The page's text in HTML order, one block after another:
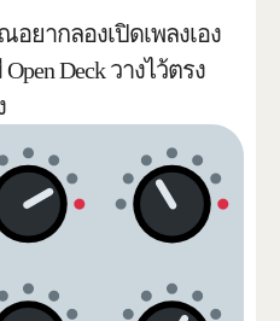
อยากลองเปิดเพลงเอง
Open Deck วางไว้ตรง